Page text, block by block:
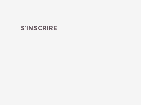
S’INSCRIRE